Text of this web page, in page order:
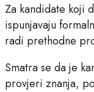
Za kandidate koji
ispunjavaju
radi prethodne
Smatra se da je
provjeri znanja,